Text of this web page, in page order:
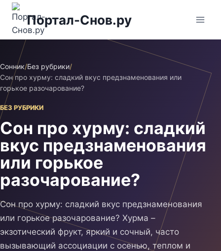
Перейти
содержимому
Портал-Снов.ру
Сонник/Без рубрики/
Сон про хурму: сладкий вкус предзнаменования или
горькое разочарование?
БЕЗ РУБРИКИ
Сон про хурму: сладкий
вкус предзнаменования
или горькое
разочарование?
Сон про хурму: сладкий вкус предзнаменования
или горькое разочарование? Хурма –
экзотический фрукт, яркий и сочный, часто
вызывающий ассоциации с осенью, теплом и